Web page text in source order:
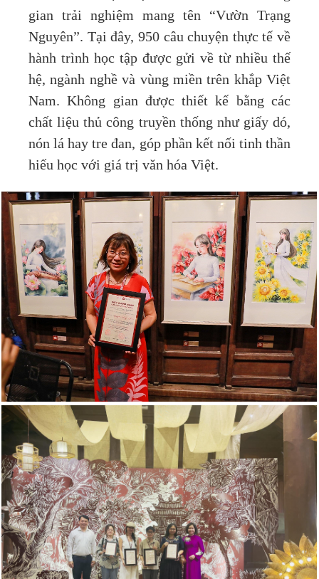
gian trải nghiệm mang tên “Vườn Trạng
Nguyên”. Tại đây, 950 câu chuyện thực tế về
hành trình học tập được gửi về từ nhiều thế
hệ, ngành nghề và vùng miền trên khắp Việt
Nam. Không gian được thiết kế bằng các
chất liệu thủ công truyền thống như giấy dó,
nón lá hay tre đan, góp phần kết nối tinh thần
hiếu học với giá trị văn hóa Việt.